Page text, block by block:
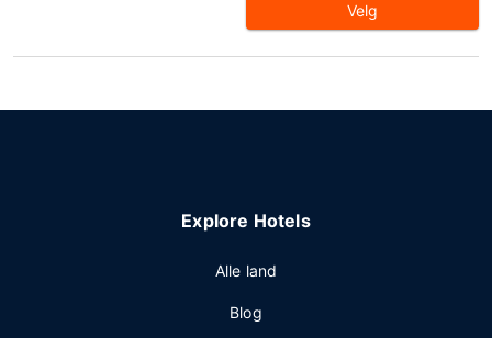
Velg
Explore Hotels
Alle land
Blog